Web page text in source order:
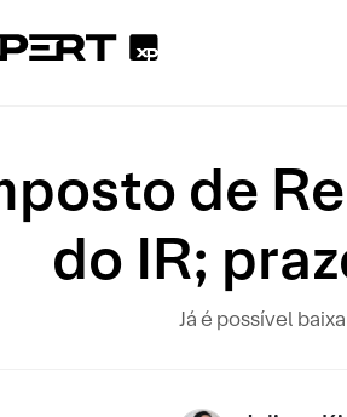
de
do IR;
Já é possível